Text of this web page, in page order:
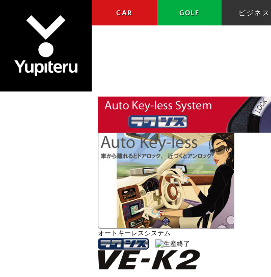
CAR GOLF ビジネス
オートキーレスシステム